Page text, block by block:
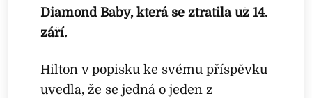
Diamond Baby, která se ztratila už 14.
září.
Hilton v popisku ke svému příspěvku
uvedla, že se jedná o jeden z